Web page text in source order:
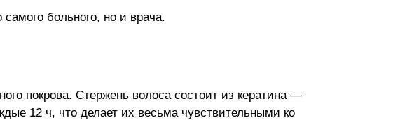
больного, но и врача.
покрова. Стержень волоса состоит из кератина —
12 ч, что делает их весьма чувствительными ко